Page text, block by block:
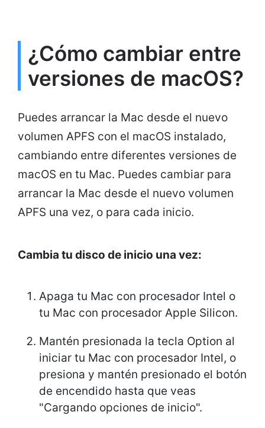
¿Cómo cambiar entre
versiones de macOS?
Puedes arrancar la Mac desde el nuevo
volumen APFS con el macOS instalado,
cambiando entre diferentes versiones de
macOS en tu Mac. Puedes cambiar para
arrancar la Mac desde el nuevo volumen
APFS una vez, o para cada inicio.
Cambia tu disco de inicio una vez:
Apaga tu Mac con procesador Intel o
tu Mac con procesador Apple Silicon.
Mantén presionada la tecla Option al
iniciar tu Mac con procesador Intel, o
presiona y mantén presionado el botón
de encendido hasta que veas
"Cargando opciones de inicio".